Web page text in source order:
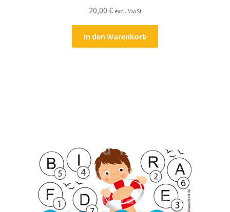
20,00 € excl. MwSt
In den Warenkorb